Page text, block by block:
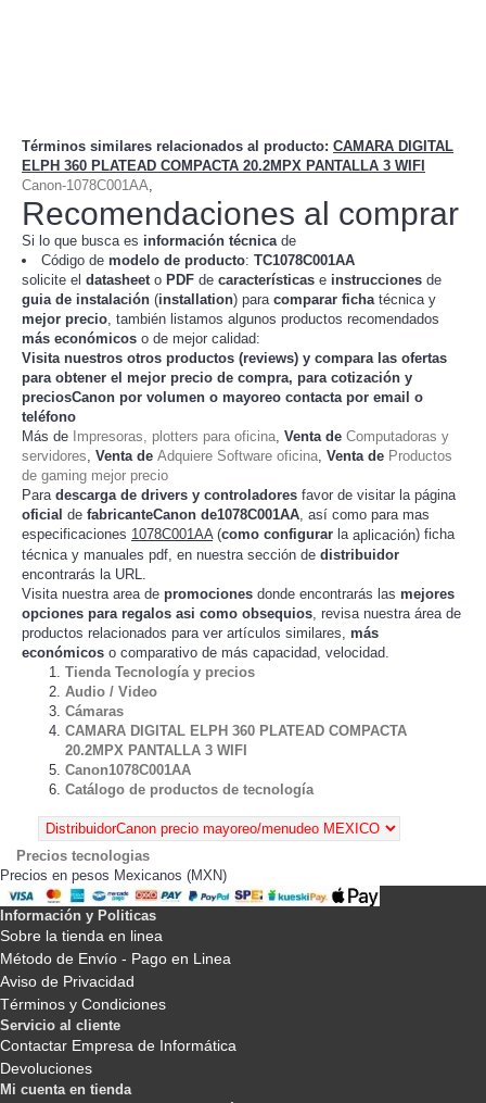
Términos similares relacionados al producto: CAMARA DIGITAL
ELPH 360 PLATEAD COMPACTA 20.2MPX PANTALLA 3 WIFI
Canon-1078C001AA,
Recomendaciones al comprar
Si lo que busca es información técnicade
Código de modelo de producto: TC1078C001AA
solicite el datasheeto PDF de características e instrucciones de
guia de instalación (installation) para comparar fichatécnica y
mejor precio, también listamos algunos productos recomendados
más económicos o de mejor calidad:
Visita nuestros otros productos (reviews) y compara las ofertas
para obtener el mejor precio de compra, para cotización y
preciosCanon por volumen o mayoreo contacta por email o
teléfono
Más de Impresoras, plotters para oficina, Venta de Computadoras y
servidores, Venta de Adquiere Software oficina, Venta de Productos
de gaming mejor precio
Para descarga de drivers y controladores favor de visitar la página
oficial de fabricanteCanon de1078C001AA, así como para mas
especificaciones 1078C001AA(como configurar la aplicación) ficha
técnica y manuales pdf, en nuestra sección de distribuidor
encontrarás la URL.
Visita nuestra area de promociones donde encontrarás las mejores
opciones para regalos asi como obsequios , revisa nuestra área de
productos relacionados para ver artículos similares más
económicos o comparativo de más capacidad, velocidad.
Tienda Tecnología y precios
Audio / Video
Cámaras
CAMARA DIGITAL ELPH 360 PLATEAD COMPACTA
20.2MPX PANTALLA 3 WIFI
Canon1078C001AA
Catálogo de productos de tecnología
Precios tecnologias
Precios en pesos Mexicanos (MXN)
Información y Politicas
Sobre la tienda en linea
Método de Envío - Pago en Linea
Aviso de Privacidad
Términos y Condiciones
Servicio al cliente
Contactar Empresa de Informática
Devoluciones
Mi cuenta en tienda